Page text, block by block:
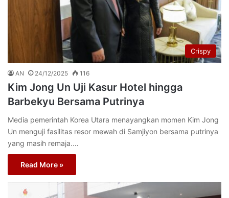
Crispy
AN 24/12/2025 116
Kim Jong Un Uji Kasur Hotel hingga
Barbekyu Bersama Putrinya
Media pemerintah Korea Utara menayangkan momen Kim Jong
Un menguji fasilitas resor mewah di Samjiyon bersama putrinya
yang masih remaja.…
Read More »